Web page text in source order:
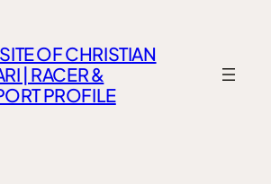
OF CHRISTIAN
| RACER &
PROFILE